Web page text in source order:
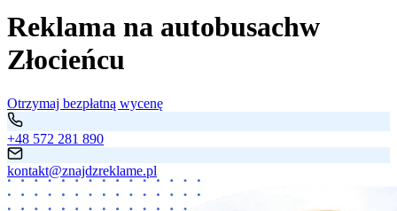
Reklama na autobusachw
Złocieńcu
Otrzymaj bezpłatną wycenę
+48 572 281 890
kontakt@znajdzreklame.pl